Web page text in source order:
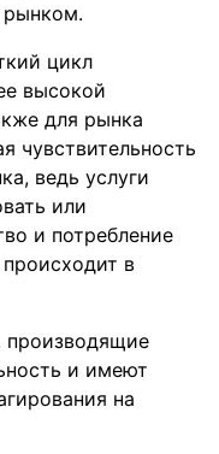
рынком.
цикл
высокой
для рынка
чувствительность
ведь услуги
или
и потребление
в
производящие
и имеют
на